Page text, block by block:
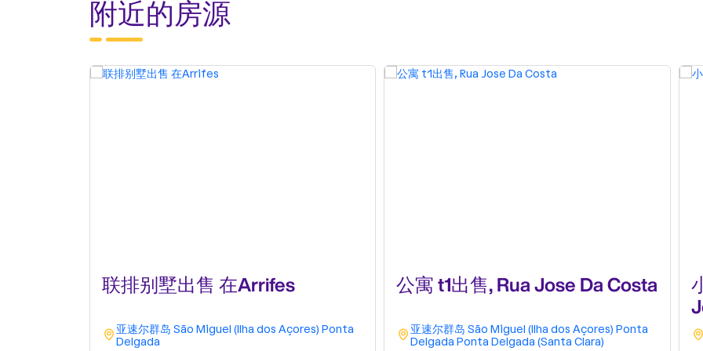
附近的房源
联排别墅出售 在Arrifes
亚速尔群岛 São Miguel (Ilha dos Açores) Ponta
Delgada
公寓 t1出售, Rua Jose Da Costa
亚速尔群岛 São Miguel (Ilha dos Açores) Ponta
Delgada Ponta Delgada (Santa Clara)